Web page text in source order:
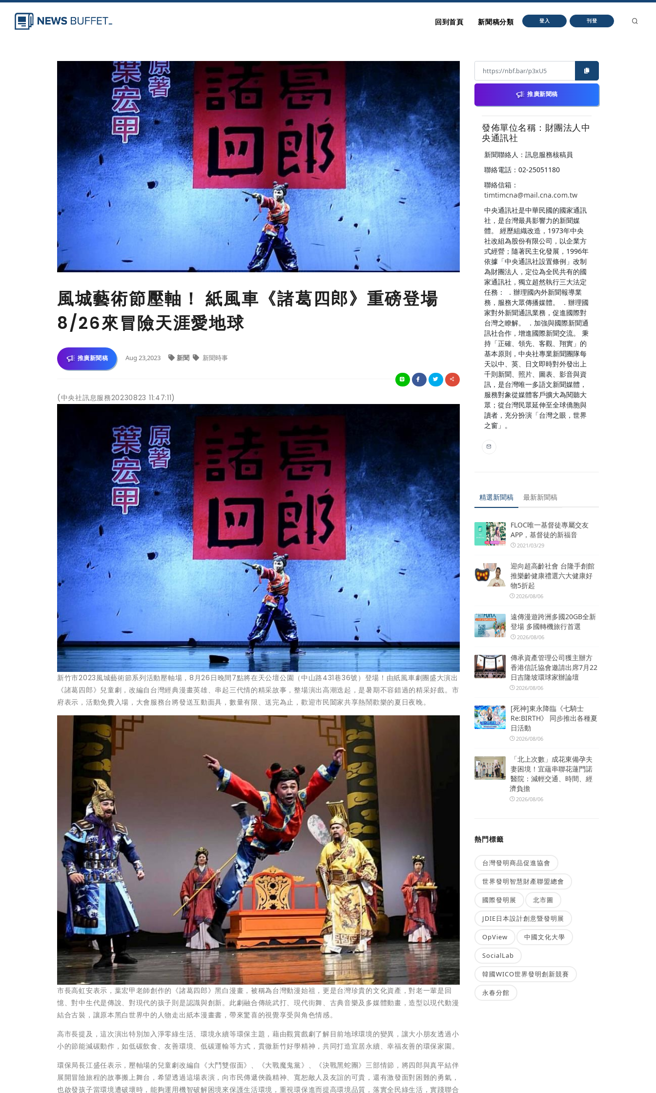
回到首頁 新聞稿分類 登入 刊登
風城藝術節壓軸！ 紙風車《諸葛四郎》重磅登場
8/26來冒險天涯愛地球
推廣新聞稿 Aug 23,2023 新聞 新聞時事
(中央社訊息服務20230823 11:47:11)
新竹市2023風城藝術節系列活動壓軸場，8月26日晚間7點將在天公壇公園（中山路431巷36號）登場！由紙風車劇團盛大演出
《諸葛四郎》兒童劇，改編自台灣經典漫畫英雄、串起三代情的精采故事，整場演出高潮迭起，是暑期不容錯過的精采好戲。市
府表示，活動免費入場，大會服務台將發送互動面具，數量有限、送完為止，歡迎市民闔家共享熱鬧歡樂的夏日夜晚。
市長高虹安表示，葉宏甲老師創作的《諸葛四郎》黑白漫畫，被稱為台灣動漫始祖，更是台灣珍貴的文化資產，對老一輩是回
憶、對中生代是傳說、對現代的孩子則是認識與創新。此劇融合傳統武打、現代街舞、古典音樂及多媒體動畫，造型以現代動漫
結合古裝，讓原本黑白世界中的人物走出紙本漫畫書，帶來驚喜的視覺享受與角色情感。
高市長提及，這次演出特別加入淨零綠生活、環境永續等環保主題，藉由觀賞戲劇了解目前地球環境的變異，讓大小朋友透過小
小的節能減碳動作，如低碳飲食、友善環境、低碳運輸等方式，貫徹新竹好學精神，共同打造宜居永續、幸福友善的環保家園。
環保局長江盛任表示，壓軸場的兒童劇改編自《大鬥雙假面》、《大戰魔鬼黨》、《決戰黑蛇團》三部情節，將四郎與真平結伴
展開冒險旅程的故事搬上舞台，希望透過這場表演，向市民傳遞俠義精神、寬恕敵人及友誼的可貴，還有激發面對困難的勇氣，
也啟發孩子當環境遭破壞時，能夠運用機智破解困境來保護生活環境，重視環保進而提高環境品質，落實全民綠生活，實踐聯合
推廣新聞稿
發佈單位名稱：財團法人中
央通訊社
新聞聯絡人：訊息服務核稿員
聯絡電話：02-25051180
聯絡信箱：
timtimcna@mail.cna.com.tw
中央通訊社是中華民國的國家通訊
社，是台灣最具影響力的新聞媒
體。 經歷組織改造，1973年中央
社改組為股份有限公司，以企業方
式經營；隨著民主化發展，1996年
依據「中央通訊社設置條例」改制
為財團法人，定位為全民共有的國
家通訊社，獨立超然執行三大法定
任務： ．辦理國內外新聞報導業
務，服務大眾傳播媒體。 ．辦理國
家對外新聞通訊業務，促進國際對
台灣之瞭解。 ．加強與國際新聞通
訊社合作，增進國際新聞交流。 秉
持「正確、領先、客觀、翔實」的
基本原則，中央社專業新聞團隊每
天以中、英、日文即時對外發出上
千則新聞、照片、圖表、影音與資
訊，是台灣唯一多語文新聞媒體，
服務對象從媒體客戶擴大為閱聽大
眾；從台灣民眾延伸至全球僑胞與
讀者，充分扮演「台灣之眼，世界
之窗」。
精選新聞稿 最新新聞稿
FLOC唯一基督徒專屬交友
APP，基督徒的新福音
2021/03/29
迎向超高齡社會 台隆手創館
推樂齡健康禮選六大健康好
物5折起
2026/08/06
遠傳漫遊跨洲多國20GB全新
登場 多國轉機旅行首選
2026/08/06
傳承資產管理公司獲主辦方
香港信託協會邀請出席7月22
日吉隆坡環球家辦論壇
2026/08/06
[死神]東永降臨《七騎士
Re:BIRTH》 同步推出各種夏
日活動
2026/08/06
「北上次數」成花東備孕夫
妻困境！宜蘊串聯花蓮門諾
醫院：減輕交通、時間、經
濟負擔
2026/08/06
熱門標籤
台灣發明商品促進協會
世界發明智慧財產聯盟總會
國際發明展 北市圖
JDIE日本設計創意暨發明展
OpView 中國文化大學
SocialLab
韓國WICO世界發明創新競賽
永春分館